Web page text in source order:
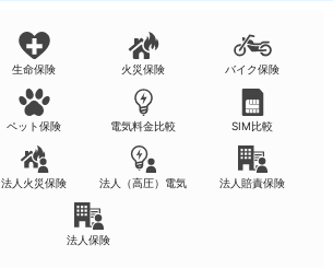
生命保険 火災保険 バイク保険
ペット保険 電気料金比較 SIM比較
法人火災保険 法人（高圧）電気 法人賠責保険
法人保険